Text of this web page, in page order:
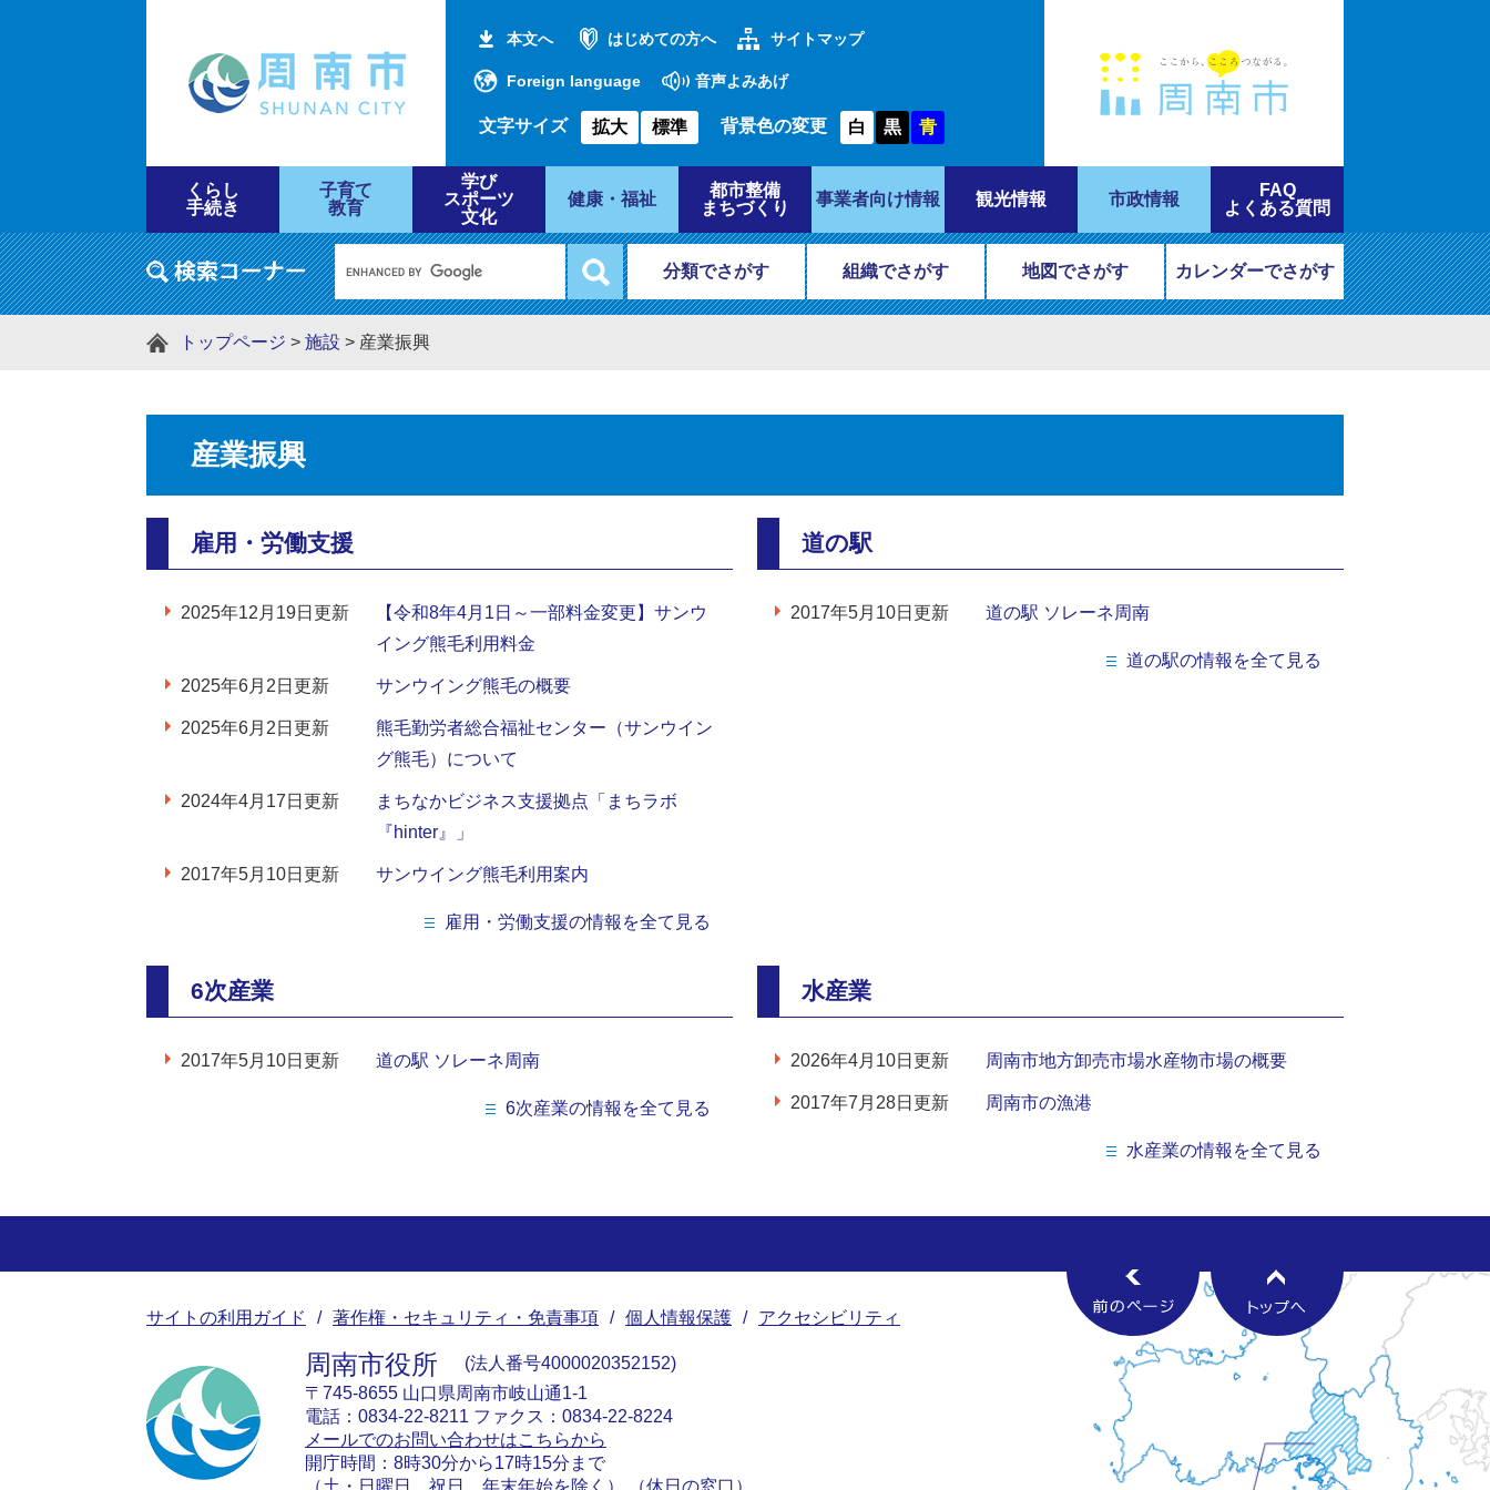
本文へ はじめての方へ サイトマップ
Foreign language 音声よみあげ
文字サイズ 拡大 標準 背景色の変更 白 黒 青
くらし
手続き
子育て
教育
学び
スポーツ
文化
健康・福祉
都市整備
まちづくり
事業者向け情報 観光情報 市政情報
FAQ
よくある質問
分類でさがす 組織でさがす 地図でさがす カレンダーでさがす
トップページ > 施設 > 産業振興
産業振興
雇用・労働支援
2025年12月19日更新
【令和8年4月1日～一部料金変更】サンウ
イング熊毛利用料金
2025年6月2日更新 サンウイング熊毛の概要
2025年6月2日更新
熊毛勤労者総合福祉センター（サンウイン
グ熊毛）について
2024年4月17日更新
まちなかビジネス支援拠点「まちラボ
『hinter』」
2017年5月10日更新 サンウイング熊毛利用案内
雇用・労働支援の情報を全て見る
道の駅
2017年5月10日更新 道の駅 ソレーネ周南
道の駅の情報を全て見る
6次産業
2017年5月10日更新 道の駅 ソレーネ周南
6次産業の情報を全て見る
水産業
2026年4月10日更新 周南市地方卸売市場水産物市場の概要
2017年7月28日更新 周南市の漁港
水産業の情報を全て見る
サイトの利用ガイド 著作権・セキュリティ・免責事項 個人情報保護 アクセシビリティ
周南市役所
法人番号4000020352152
〒745-8655 山口県周南市岐山通1-1
電話：0834-22-8211 ファクス：0834-22-8224
メールでのお問い合わせはこちらから
開庁時間：8時30分から17時15分まで
（土・日曜日、祝日、年末年始を除く） （休日の窓口 ）